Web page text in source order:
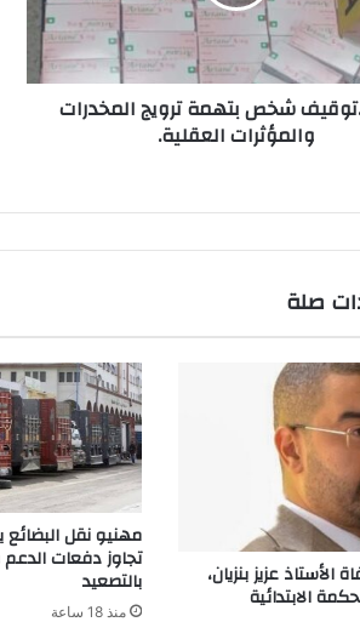
شخص بتهمة ترويج المخدرات
والمؤثرات العقلية.
صلة
الأستاذ عزيز بنزيان،
الابتدائية
مهنيو نقل
تجاوز دفعات
بالتصعيد
منذ 18 ساعة